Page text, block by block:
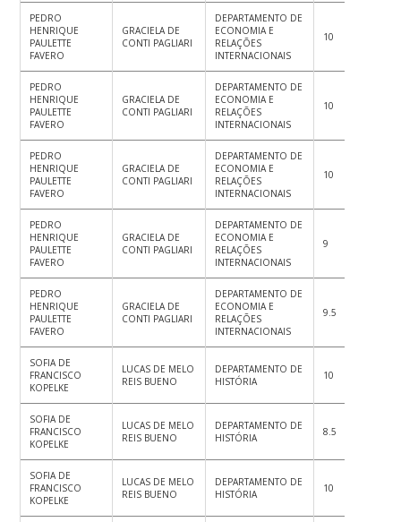
PEDRO
HENRIQUE
PAULETTE
FAVERO
GRACIELA DE
CONTI PAGLIARI
DEPARTAMENTO DE
ECONOMIA E
RELAÇÕES
INTERNACIONAIS
10
PEDRO
HENRIQUE
PAULETTE
FAVERO
GRACIELA DE
CONTI PAGLIARI
DEPARTAMENTO DE
ECONOMIA E
RELAÇÕES
INTERNACIONAIS
10
PEDRO
HENRIQUE
PAULETTE
FAVERO
GRACIELA DE
CONTI PAGLIARI
DEPARTAMENTO DE
ECONOMIA E
RELAÇÕES
INTERNACIONAIS
10
PEDRO
HENRIQUE
PAULETTE
FAVERO
GRACIELA DE
CONTI PAGLIARI
DEPARTAMENTO DE
ECONOMIA E
RELAÇÕES
INTERNACIONAIS
9
PEDRO
HENRIQUE
PAULETTE
FAVERO
GRACIELA DE
CONTI PAGLIARI
DEPARTAMENTO DE
ECONOMIA E
RELAÇÕES
INTERNACIONAIS
9.5
SOFIA DE
FRANCISCO
KOPELKE
LUCAS DE MELO
REIS BUENO
DEPARTAMENTO DE
HISTÓRIA
10
SOFIA DE
FRANCISCO
KOPELKE
LUCAS DE MELO
REIS BUENO
DEPARTAMENTO DE
HISTÓRIA
8.5
SOFIA DE
FRANCISCO
KOPELKE
LUCAS DE MELO
REIS BUENO
DEPARTAMENTO DE
HISTÓRIA
10